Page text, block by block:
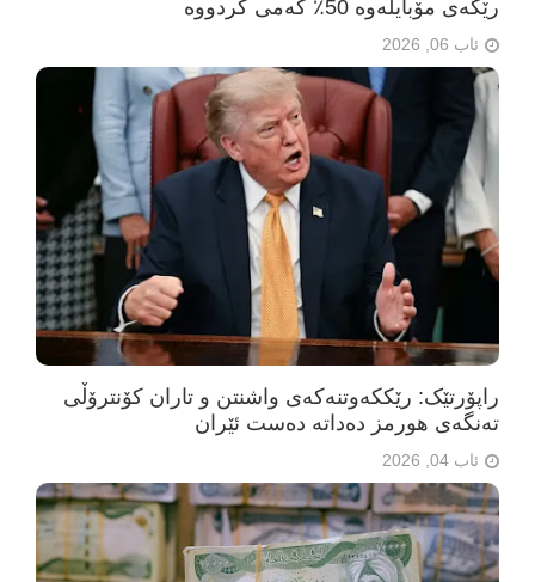
رێگەی مۆبایلەوە 50٪ کەمی کردووە
ئاب 06, 2026
راپۆرتێک: رێککەوتنەکەی واشنتن و تاران کۆنترۆڵی
تەنگەی هورمز دەداتە دەست ئێران
ئاب 04, 2026